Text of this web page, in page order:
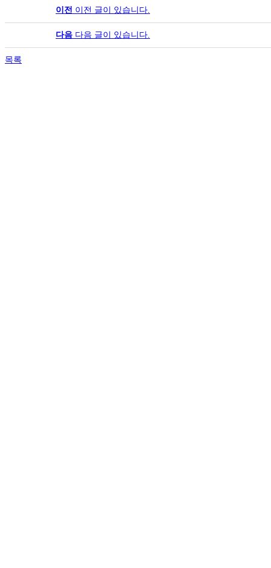
이전 이전 글이 있습니다.
다음 다음 글이 있습니다.
목록